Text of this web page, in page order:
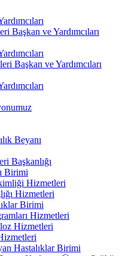
Başkan ve Yardımcıları
Başkan ve Yardımcıları
Beyanı
Başkanlığı
Birimi
Hizmetleri
Hizmetleri
Birimi
Hizmetleri
Hizmetleri
Hastalıklar Birimi